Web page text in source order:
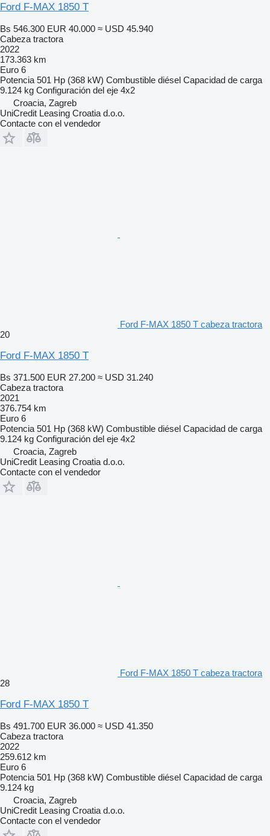
Ford F-MAX 1850 T
Bs 546.300 EUR 40.000 ≈ USD 45.940
Cabeza tractora
2022
173.363 km
Euro 6
Potencia 501 Hp (368 kW) Combustible diésel Capacidad de carga
9.124 kg Configuración del eje 4x2
Croacia, Zagreb
UniCredit Leasing Croatia d.o.o.
Contacte con el vendedor
Ford F-MAX 1850 T cabeza tractora
20
Ford F-MAX 1850 T
Bs 371.500 EUR 27.200 ≈ USD 31.240
Cabeza tractora
2021
376.754 km
Euro 6
Potencia 501 Hp (368 kW) Combustible diésel Capacidad de carga
9.124 kg Configuración del eje 4x2
Croacia, Zagreb
UniCredit Leasing Croatia d.o.o.
Contacte con el vendedor
Ford F-MAX 1850 T cabeza tractora
28
Ford F-MAX 1850 T
Bs 491.700 EUR 36.000 ≈ USD 41.350
Cabeza tractora
2022
259.612 km
Euro 6
Potencia 501 Hp (368 kW) Combustible diésel Capacidad de carga
9.124 kg
Croacia, Zagreb
UniCredit Leasing Croatia d.o.o.
Contacte con el vendedor